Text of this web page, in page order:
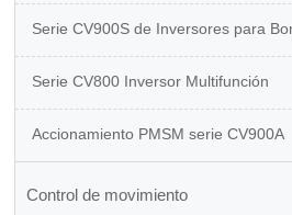
Serie CV900S de Inversores para
Serie CV800 Inversor Multifunción
Accionamiento PMSM serie CV900A
Control de movimiento